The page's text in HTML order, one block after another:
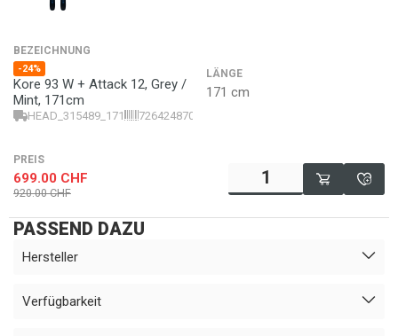
BEZEICHNUNG
-24%
Kore 93 W + Attack 12, Grey /
Mint, 171cm
HEAD_315489_171 726424870585
LÄNGE
171 cm
PREIS
699.00 CHF
920.00 CHF
PASSEND DAZU
Hersteller
Verfügbarkeit